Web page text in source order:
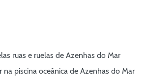
ruas e ruelas de Azenhas do Mar
na piscina oceânica de Azenhas do Mar